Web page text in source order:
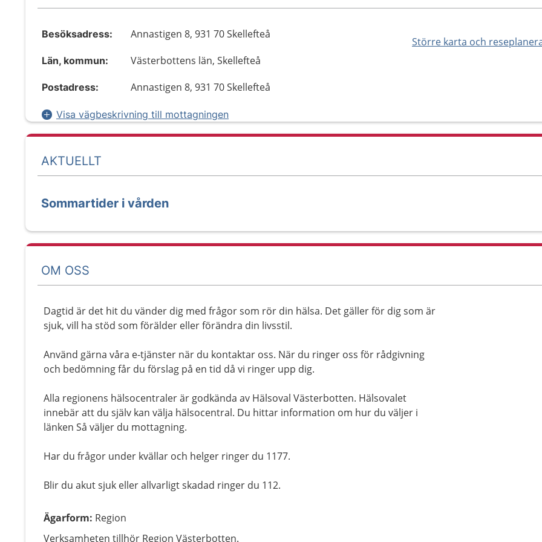
Större karta och
Besöksadress: Annastigen 8, 931 70 Skellefteå
Län, kommun: Västerbottens län, Skellefteå
Postadress: Annastigen 8, 931 70 Skellefteå
Visa vägbeskrivning till mottagningen
AKTUELLT
Sommartider i vården
OM OSS
Dagtid är det hit du vänder dig med frågor som rör din hälsa. Det gäller för dig som är
sjuk, vill ha stöd som förälder eller förändra din livsstil.
Använd gärna våra e-tjänster när du kontaktar oss. När du ringer oss för rådgivning
och bedömning får du förslag på en tid då vi ringer upp dig.
Alla regionens hälsocentraler är godkända av Hälsoval Västerbotten. Hälsovalet
innebär att du själv kan välja hälsocentral. Du hittar information om hur du väljer i
länken Så väljer du mottagning.
Har du frågor under kvällar och helger ringer du 1177.
Blir du akut sjuk eller allvarligt skadad ringer du 112.
Ägarform: Region
Verksamheten tillhör Region Västerbotten.